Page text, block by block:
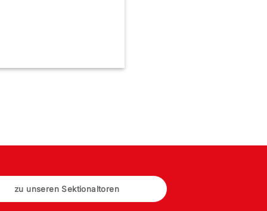
zu unseren Sektionaltoren